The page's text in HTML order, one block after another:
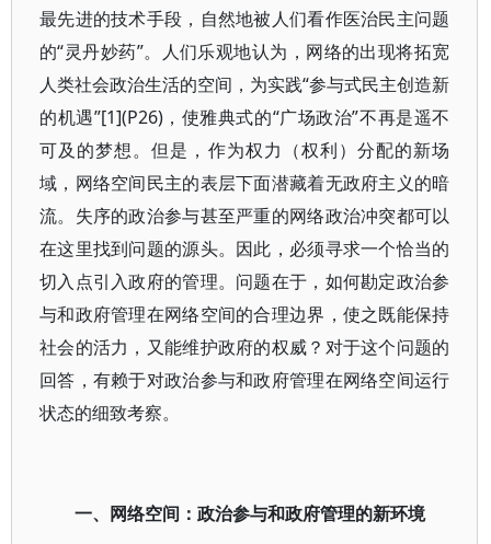
最先进的技术手段，自然地被人们看作医治民主问题
的“灵丹妙药”。人们乐观地认为，网络的出现将拓宽
人类社会政治生活的空间，为实践“参与式民主创造新
的机遇”[1](P26)，使雅典式的“广场政治”不再是遥不
可及的梦想。但是，作为权力（权利）分配的新场
域，网络空间民主的表层下面潜藏着无政府主义的暗
流。失序的政治参与甚至严重的网络政治冲突都可以
在这里找到问题的源头。因此，必须寻求一个恰当的
切入点引入政府的管理。问题在于，如何勘定政治参
与和政府管理在网络空间的合理边界，使之既能保持
社会的活力，又能维护政府的权威？对于这个问题的
回答，有赖于对政治参与和政府管理在网络空间运行
状态的细致考察。
一、网络空间：政治参与和政府管理的新环境